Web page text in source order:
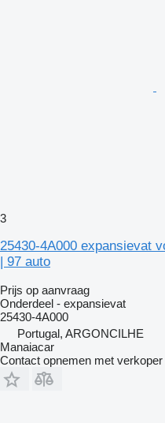
3
25430-4A000 expansievat
| 97 auto
Prijs op aanvraag
Onderdeel - expansievat
25430-4A000
Portugal, ARGONCILHE
Manaiacar
Contact opnemen met verkoper